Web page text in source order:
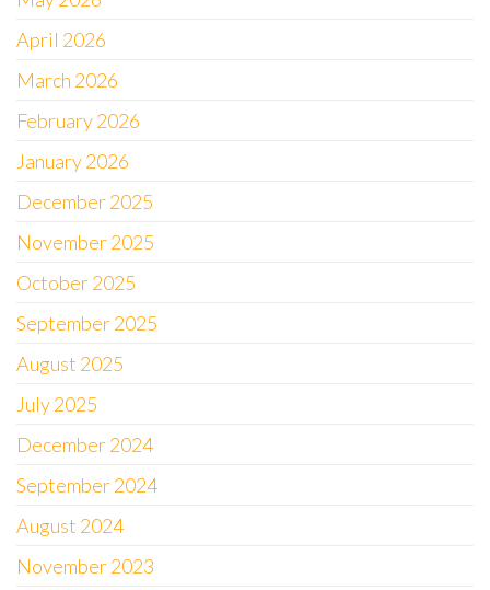
April 2026
March 2026
February 2026
January 2026
December 2025
November 2025
October 2025
September 2025
August 2025
July 2025
December 2024
September 2024
August 2024
November 2023